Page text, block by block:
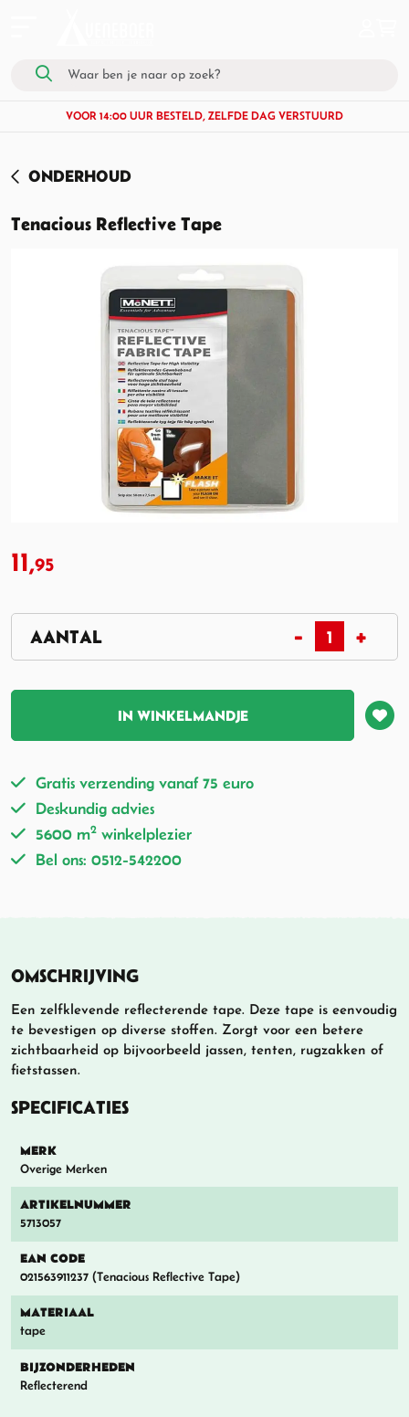
VOOR 14:00 UUR BESTELD, ZELFDE DAG VERSTUURD
ONDERHOUD
Tenacious Reflective Tape
11,95
IN WINKELMANDJE
Gratis verzending vanaf 75 euro
Deskundig advies
5600 m2 winkelplezier
Bel ons: 0512-542200
OMSCHRIJVING
Een zelfklevende reflecterende tape. Deze tape is eenvoudig
te bevestigen op diverse stoffen. Zorgt voor een betere
zichtbaarheid op bijvoorbeeld jassen, tenten, rugzakken of
fietstassen.
SPECIFICATIES
MERK
Overige Merken
ARTIKELNUMMER
5713057
EAN CODE
021563911237 (Tenacious Reflective Tape)
MATERIAAL
tape
BIJZONDERHEDEN
Reflecterend